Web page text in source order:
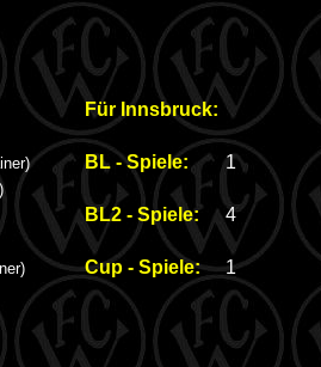
Für Innsbruck:
BL - Spiele:
1
BL2 - Spiele:
4
Cup - Spiele: 1